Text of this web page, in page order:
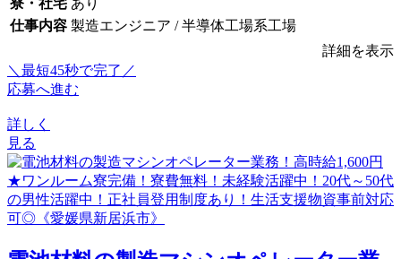
寮・社宅 あり
仕事内容 製造エンジニア / 半導体工場系工場
詳細を表示
＼最短45秒で完了／
応募へ進む
詳しく
見る